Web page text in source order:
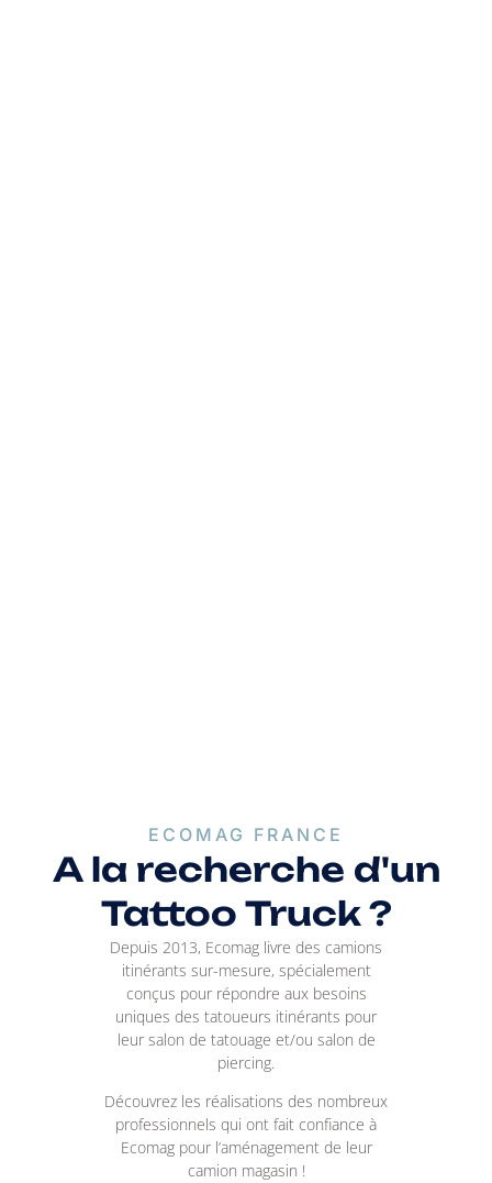
ECOMAG FRANCE
A la recherche d'un
Tattoo Truck ?
Depuis 2013, Ecomag livre des camions
itinérants sur-mesure, spécialement
conçus pour répondre aux besoins
uniques des tatoueurs itinérants pour
leur salon de tatouage et/ou salon de
piercing.
Découvrez les réalisations des nombreux
professionnels qui ont fait confiance à
Ecomag pour l’aménagement de leur
camion magasin !